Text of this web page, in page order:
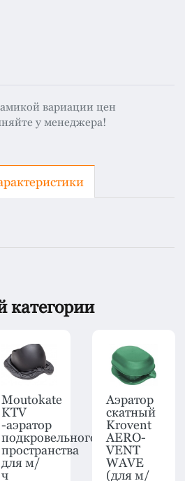
вариации цен
у менеджера!
категории
Moutokate
KTV
-аэратор
подкровельного
пространства
для м/
ч
Аэратор
скатный
Krovent
AERO-
VENT
WAVE
(для м/